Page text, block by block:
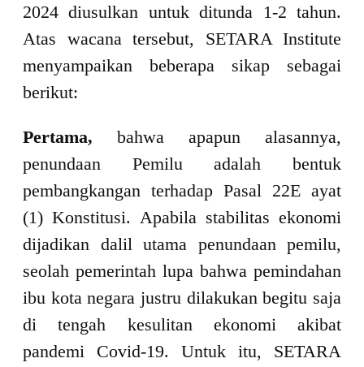
2024 diusulkan untuk ditunda 1-2 tahun.
Atas wacana tersebut, SETARA Institute
menyampaikan beberapa sikap sebagai
berikut:
Pertama, bahwa apapun alasannya,
penundaan Pemilu adalah bentuk
pembangkangan terhadap Pasal 22E ayat
(1) Konstitusi. Apabila stabilitas ekonomi
dijadikan dalil utama penundaan pemilu,
seolah pemerintah lupa bahwa pemindahan
ibu kota negara justru dilakukan begitu saja
di tengah kesulitan ekonomi akibat
pandemi Covid-19. Untuk itu, SETARA